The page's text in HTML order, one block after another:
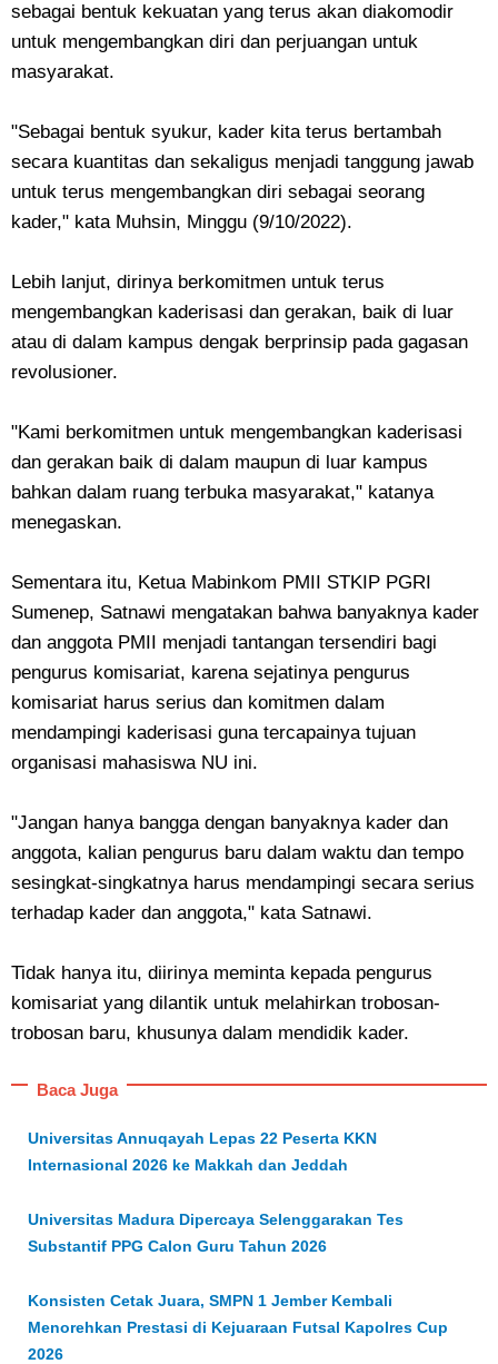
sebagai bentuk kekuatan yang terus akan diakomodir
untuk mengembangkan diri dan perjuangan untuk
masyarakat.
"Sebagai bentuk syukur, kader kita terus bertambah
secara kuantitas dan sekaligus menjadi tanggung jawab
untuk terus mengembangkan diri sebagai seorang
kader," kata Muhsin, Minggu (9/10/2022).
Lebih lanjut, dirinya berkomitmen untuk terus
mengembangkan kaderisasi dan gerakan, baik di luar
atau di dalam kampus dengak berprinsip pada gagasan
revolusioner.
"Kami berkomitmen untuk mengembangkan kaderisasi
dan gerakan baik di dalam maupun di luar kampus
bahkan dalam ruang terbuka masyarakat," katanya
menegaskan.
Sementara itu, Ketua Mabinkom PMII STKIP PGRI
Sumenep, Satnawi mengatakan bahwa banyaknya kader
dan anggota PMII menjadi tantangan tersendiri bagi
pengurus komisariat, karena sejatinya pengurus
komisariat harus serius dan komitmen dalam
mendampingi kaderisasi guna tercapainya tujuan
organisasi mahasiswa NU ini.
"Jangan hanya bangga dengan banyaknya kader dan
anggota, kalian pengurus baru dalam waktu dan tempo
sesingkat-singkatnya harus mendampingi secara serius
terhadap kader dan anggota," kata Satnawi.
Tidak hanya itu, diirinya meminta kepada pengurus
komisariat yang dilantik untuk melahirkan trobosan-
trobosan baru, khusunya dalam mendidik kader.
Baca Juga
Universitas Annuqayah Lepas 22 Peserta KKN
Internasional 2026 ke Makkah dan Jeddah
Universitas Madura Dipercaya Selenggarakan Tes
Substantif PPG Calon Guru Tahun 2026
Konsisten Cetak Juara, SMPN 1 Jember Kembali
Menorehkan Prestasi di Kejuaraan Futsal Kapolres Cup
2026